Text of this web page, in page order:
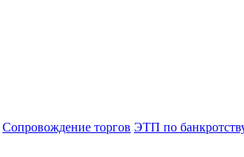
Сопровождение торгов ЭТП по